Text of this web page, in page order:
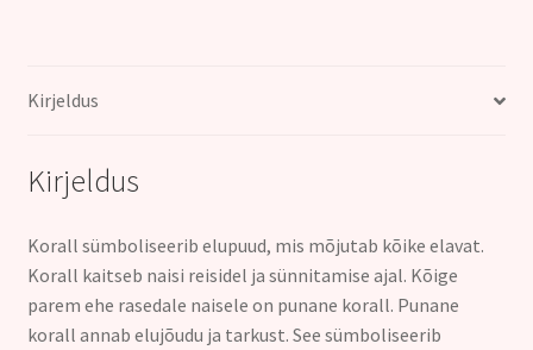
Kirjeldus
Kirjeldus
Korall sümboliseerib elupuud, mis mõjutab kõike elavat.
Korall kaitseb naisi reisidel ja sünnitamise ajal. Kõige
parem ehe rasedale naisele on punane korall. Punane
korall annab elujõudu ja tarkust. See sümboliseerib